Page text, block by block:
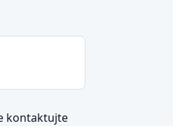
kontaktujte